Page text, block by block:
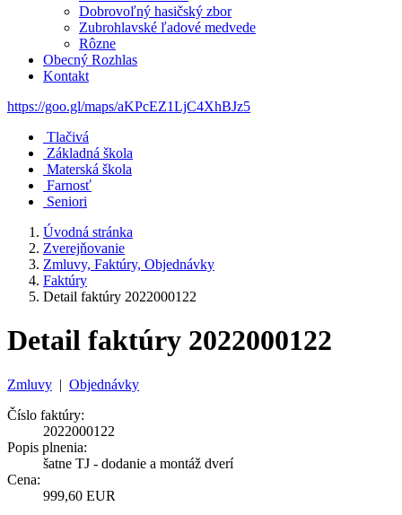
Dobrovoľný hasičský zbor
Zubrohlavské ľadové medvede
Rôzne
Obecný Rozhlas
Kontakt
https://goo.gl/maps/aKPcEZ1LjC4XhBJz5
Tlačivá
Základná škola
Materská škola
Farnosť
Seniori
Úvodná stránka
Zverejňovanie
Zmluvy, Faktúry, Objednávky
Faktúry
Detail faktúry 2022000122
Detail faktúry 2022000122
Zmluvy | Objednávky
Číslo faktúry:
2022000122
Popis plnenia:
šatne TJ - dodanie a montáž dverí
Cena:
999,60 EUR